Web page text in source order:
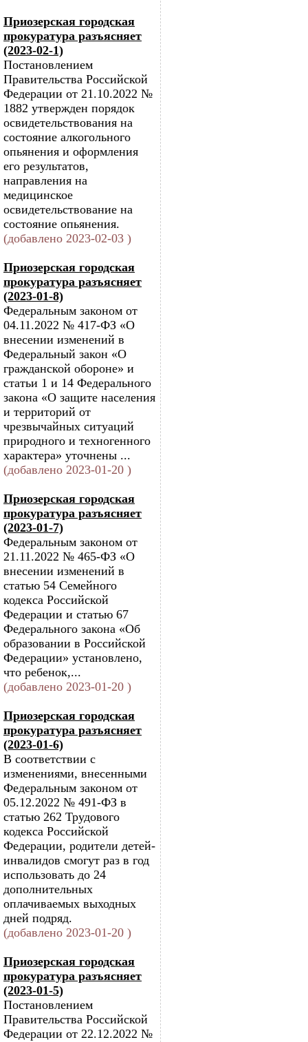
Приозерская городская
прокуратура разъясняет
(2023-02-1)
Постановлением
Правительства Российской
Федерации от 21.10.2022 №
1882 утвержден порядок
освидетельствования на
состояние алкогольного
опьянения и оформления
его результатов,
направления на
медицинское
освидетельствование на
состояние опьянения.
(добавлено 2023-02-03 )
Приозерская городская
прокуратура разъясняет
(2023-01-8)
Федеральным законом от
04.11.2022 № 417-ФЗ «О
внесении изменений в
Федеральный закон «О
гражданской обороне» и
статьи 1 и 14 Федерального
закона «О защите населения
и территорий от
чрезвычайных ситуаций
природного и техногенного
характера» уточнены ...
(добавлено 2023-01-20 )
Приозерская городская
прокуратура разъясняет
(2023-01-7)
Федеральным законом от
21.11.2022 № 465-ФЗ «О
внесении изменений в
статью 54 Семейного
кодекса Российской
Федерации и статью 67
Федерального закона «Об
образовании в Российской
Федерации» установлено,
что ребенок,...
(добавлено 2023-01-20 )
Приозерская городская
прокуратура разъясняет
(2023-01-6)
В соответствии с
изменениями, внесенными
Федеральным законом от
05.12.2022 № 491-ФЗ в
статью 262 Трудового
кодекса Российской
Федерации, родители детей-
инвалидов смогут раз в год
использовать до 24
дополнительных
оплачиваемых выходных
дней подряд.
(добавлено 2023-01-20 )
Приозерская городская
прокуратура разъясняет
(2023-01-5)
Постановлением
Правительства Российской
Федерации от 22.12.2022 №